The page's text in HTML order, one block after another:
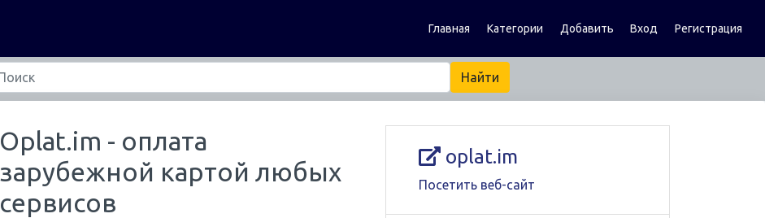
Главная Категории Добавить Вход Регистрация
Оplat.im - оплата
зарубежной картой любых
сервисов
oplat.im
Посетить веб-сайт